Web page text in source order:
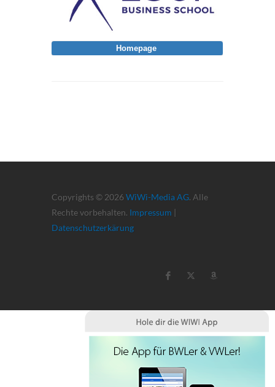
Copyrights © 2026 WiWi-Media AG. Alle
Rechte vorbehalten. Impressum |
Datenschutzerkärung
Homepage